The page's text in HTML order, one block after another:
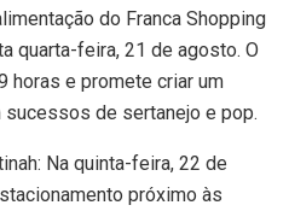
do Franca Shopping
quarta-feira, 21 de agosto. O
horas e promete criar um
de sertanejo e pop.
Na quinta-feira, 22 de
próximo às